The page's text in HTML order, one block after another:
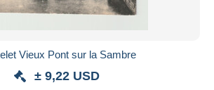
Vieux Pont sur la Sambre
± 9,22 USD